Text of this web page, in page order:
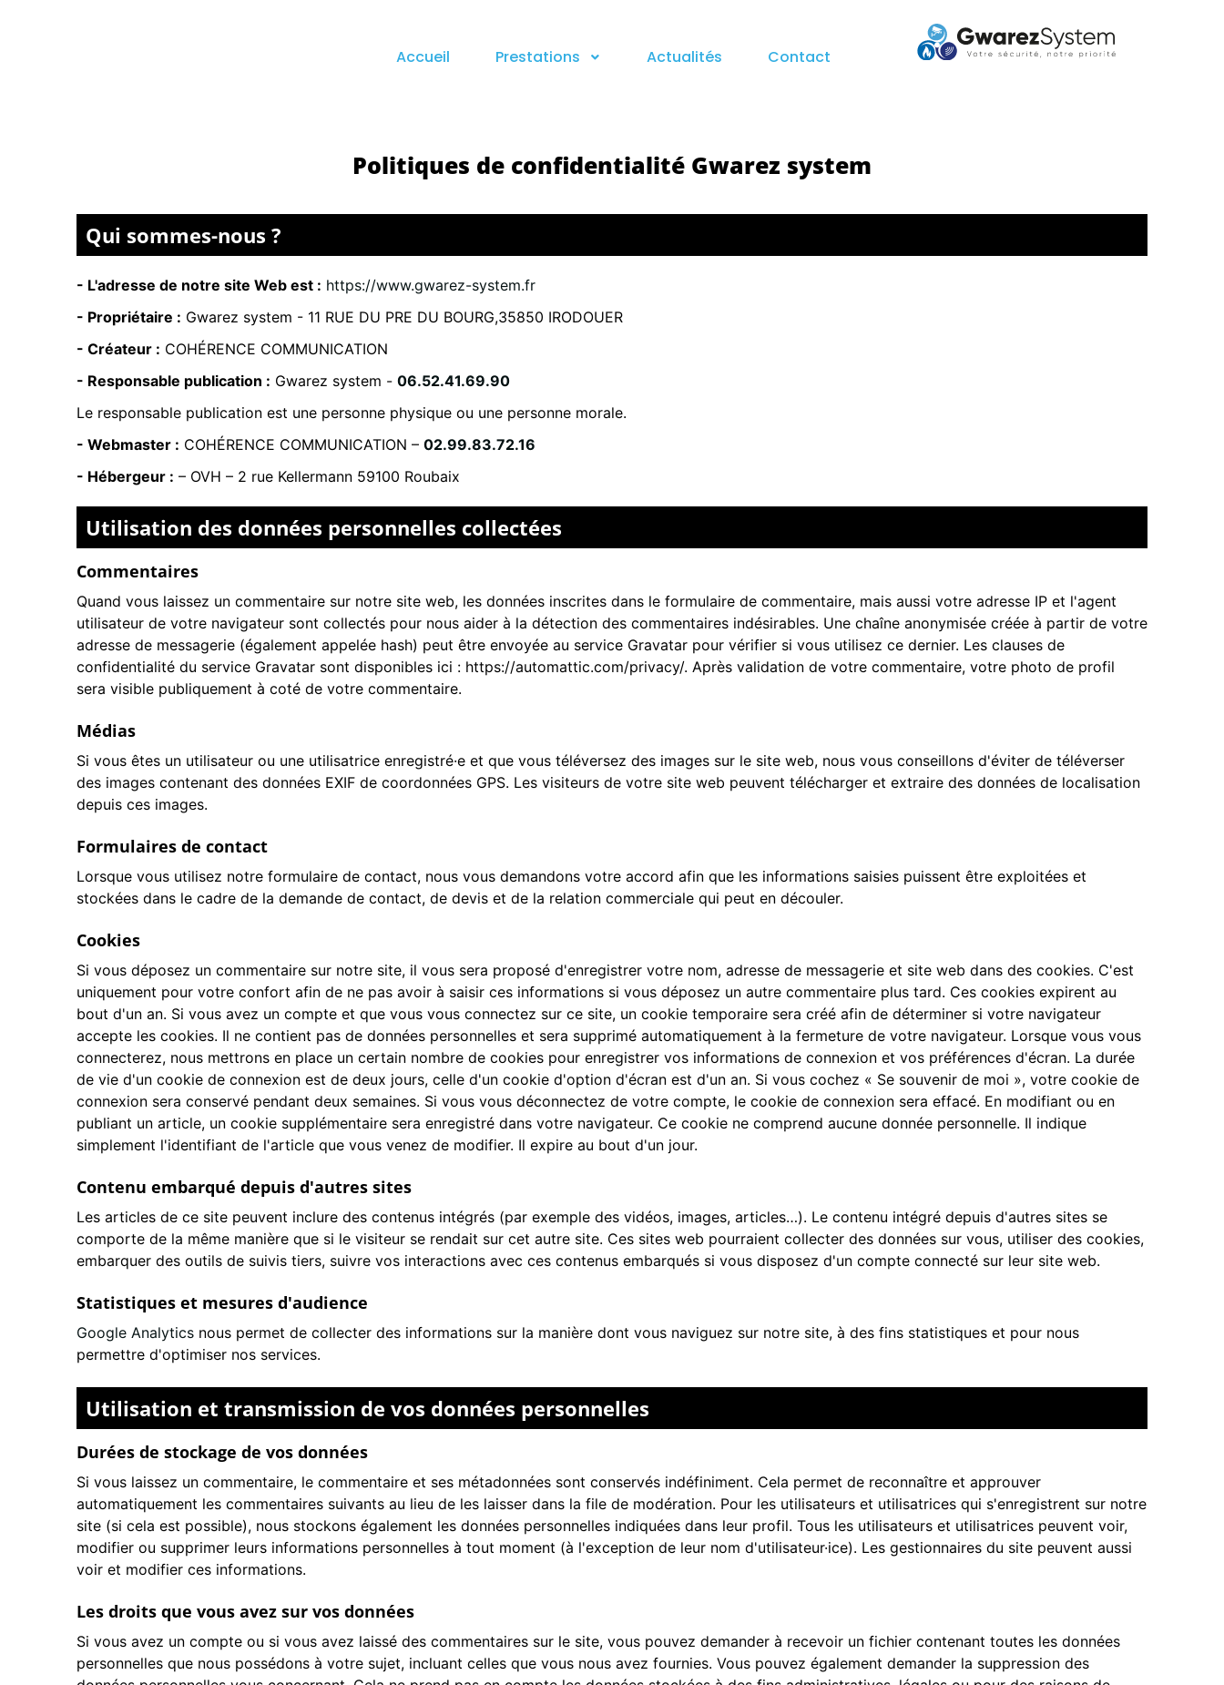
Accueil Prestations Actualités Contact
Politiques de confidentialité Gwarez system
Qui sommes-nous ?
- L'adresse de notre site Web est : https://www.gwarez-system.fr
- Propriétaire : Gwarez system - 11 RUE DU PRE DU BOURG,35850 IRODOUER
- Créateur : COHÉRENCE COMMUNICATION
- Responsable publication : Gwarez system - 06.52.41.69.90
Le responsable publication est une personne physique ou une personne morale.
- Webmaster : COHÉRENCE COMMUNICATION – 02.99.83.72.16
- Hébergeur : – OVH – 2 rue Kellermann 59100 Roubaix
Utilisation des données personnelles collectées
Commentaires
Quand vous laissez un commentaire sur notre site web, les données inscrites dans le formulaire de commentaire, mais aussi votre adresse IP et l'agent
utilisateur de votre navigateur sont collectés pour nous aider à la détection des commentaires indésirables. Une chaîne anonymisée créée à partir de votre
adresse de messagerie (également appelée hash) peut être envoyée au service Gravatar pour vérifier si vous utilisez ce dernier. Les clauses de
confidentialité du service Gravatar sont disponibles ici : https://automattic.com/privacy/. Après validation de votre commentaire, votre photo de profil
sera visible publiquement à coté de votre commentaire.
Médias
Si vous êtes un utilisateur ou une utilisatrice enregistré·e et que vous téléversez des images sur le site web, nous vous conseillons d'éviter de téléverser
des images contenant des données EXIF de coordonnées GPS. Les visiteurs de votre site web peuvent télécharger et extraire des données de localisation
depuis ces images.
Formulaires de contact
Lorsque vous utilisez notre formulaire de contact, nous vous demandons votre accord afin que les informations saisies puissent être exploitées et
stockées dans le cadre de la demande de contact, de devis et de la relation commerciale qui peut en découler.
Cookies
Si vous déposez un commentaire sur notre site, il vous sera proposé d'enregistrer votre nom, adresse de messagerie et site web dans des cookies. C'est
uniquement pour votre confort afin de ne pas avoir à saisir ces informations si vous déposez un autre commentaire plus tard. Ces cookies expirent au
bout d'un an. Si vous avez un compte et que vous vous connectez sur ce site, un cookie temporaire sera créé afin de déterminer si votre navigateur
accepte les cookies. Il ne contient pas de données personnelles et sera supprimé automatiquement à la fermeture de votre navigateur. Lorsque vous vous
connecterez, nous mettrons en place un certain nombre de cookies pour enregistrer vos informations de connexion et vos préférences d'écran. La durée
de vie d'un cookie de connexion est de deux jours, celle d'un cookie d'option d'écran est d'un an. Si vous cochez « Se souvenir de moi », votre cookie de
connexion sera conservé pendant deux semaines. Si vous vous déconnectez de votre compte, le cookie de connexion sera effacé. En modifiant ou en
publiant un article, un cookie supplémentaire sera enregistré dans votre navigateur. Ce cookie ne comprend aucune donnée personnelle. Il indique
simplement l'identifiant de l'article que vous venez de modifier. Il expire au bout d'un jour.
Contenu embarqué depuis d'autres sites
Les articles de ce site peuvent inclure des contenus intégrés (par exemple des vidéos, images, articles…). Le contenu intégré depuis d'autres sites se
comporte de la même manière que si le visiteur se rendait sur cet autre site. Ces sites web pourraient collecter des données sur vous, utiliser des cookies,
embarquer des outils de suivis tiers, suivre vos interactions avec ces contenus embarqués si vous disposez d'un compte connecté sur leur site web.
Statistiques et mesures d'audience
Google Analytics nous permet de collecter des informations sur la manière dont vous naviguez sur notre site, à des fins statistiques et pour nous
permettre d'optimiser nos services.
Utilisation et transmission de vos données personnelles
Durées de stockage de vos données
Si vous laissez un commentaire, le commentaire et ses métadonnées sont conservés indéfiniment. Cela permet de reconnaître et approuver
automatiquement les commentaires suivants au lieu de les laisser dans la file de modération. Pour les utilisateurs et utilisatrices qui s'enregistrent sur notre
site (si cela est possible), nous stockons également les données personnelles indiquées dans leur profil. Tous les utilisateurs et utilisatrices peuvent voir,
modifier ou supprimer leurs informations personnelles à tout moment (à l'exception de leur nom d'utilisateur·ice). Les gestionnaires du site peuvent aussi
voir et modifier ces informations.
Les droits que vous avez sur vos données
Si vous avez un compte ou si vous avez laissé des commentaires sur le site, vous pouvez demander à recevoir un fichier contenant toutes les données
personnelles que nous possédons à votre sujet, incluant celles que vous nous avez fournies. Vous pouvez également demander la suppression des